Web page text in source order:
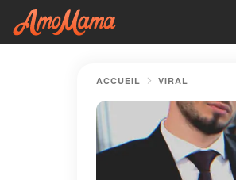
ACCUEIL VIRAL